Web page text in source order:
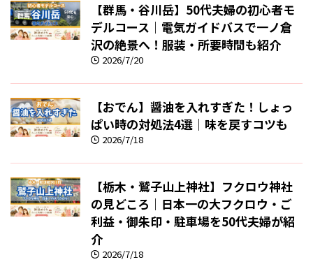
【群馬・谷川岳】50代夫婦の初心者モ
デルコース｜電気ガイドバスで一ノ倉
沢の絶景へ！服装・所要時間も紹介
2026/7/20
【おでん】醤油を入れすぎた！しょっ
ぱい時の対処法4選｜味を戻すコツも
2026/7/18
【栃木・鷲子山上神社】フクロウ神社
の見どころ｜日本一の大フクロウ・ご
利益・御朱印・駐車場を50代夫婦が紹
介
2026/7/18